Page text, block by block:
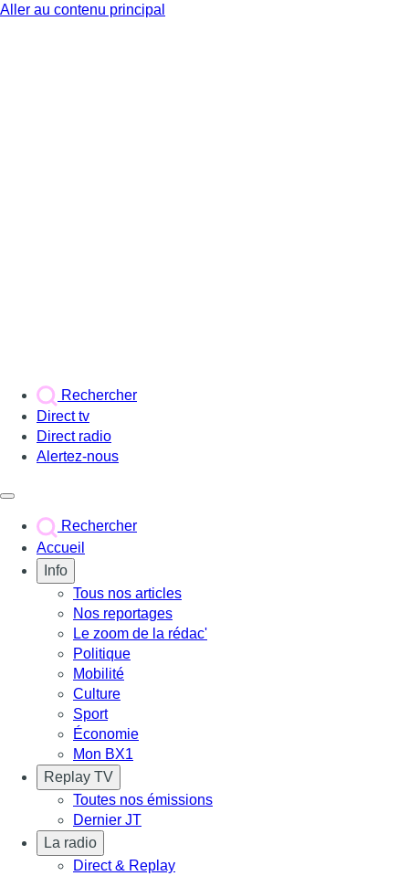
Aller au contenu principal
Rechercher
Direct tv
Direct radio
Alertez-nous
Rechercher
Accueil
Info
Tous nos articles
Nos reportages
Le zoom de la rédac'
Politique
Mobilité
Culture
Sport
Économie
Mon BX1
Replay TV
Toutes nos émissions
Dernier JT
La radio
Direct & Replay